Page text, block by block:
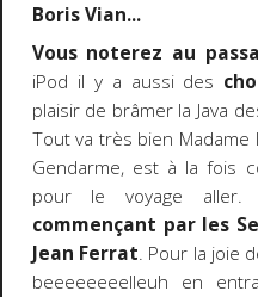
Boris Vian...
Vous noterez au
iPod il y a aussi des
plaisir de brâmer la Java
Tout va très bien Madame
Gendarme, est à la fois
pour le voyage
commençant par les
Jean Ferrat. Pour la joie
beeeeeeeelleuh en